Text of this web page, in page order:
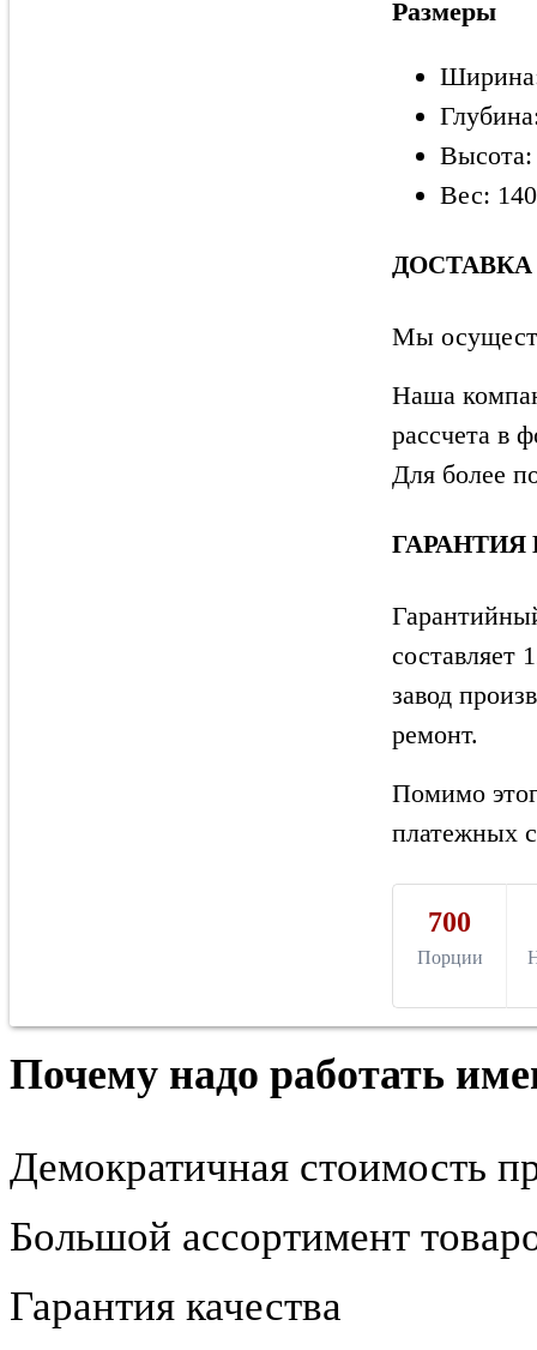
Размеры
Вес:
Мы
Наша
рассчета в
Для более
составляет
завод
ремонт.
Помимо
платежных
700
Порции
Почему надо работать
Демократичная стоимость
Большой ассортимент
Гарантия качества